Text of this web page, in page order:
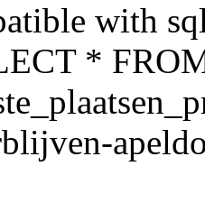
with
*